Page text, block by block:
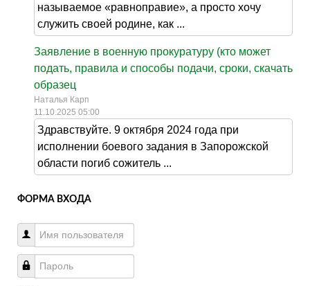
называемое «равноправие», а просто хочу
служить своей родине, как ...
Заявление в военную прокуратуру (кто может
подать, правила и способы подачи, сроки, скачать
образец
Наталья Карп
11.10.2025 05:00
Здравствуйте. 9 октября 2024 года при
исполнении боевого задания в Запорожской
области погиб сожитель ...
ФОРМА ВХОДА